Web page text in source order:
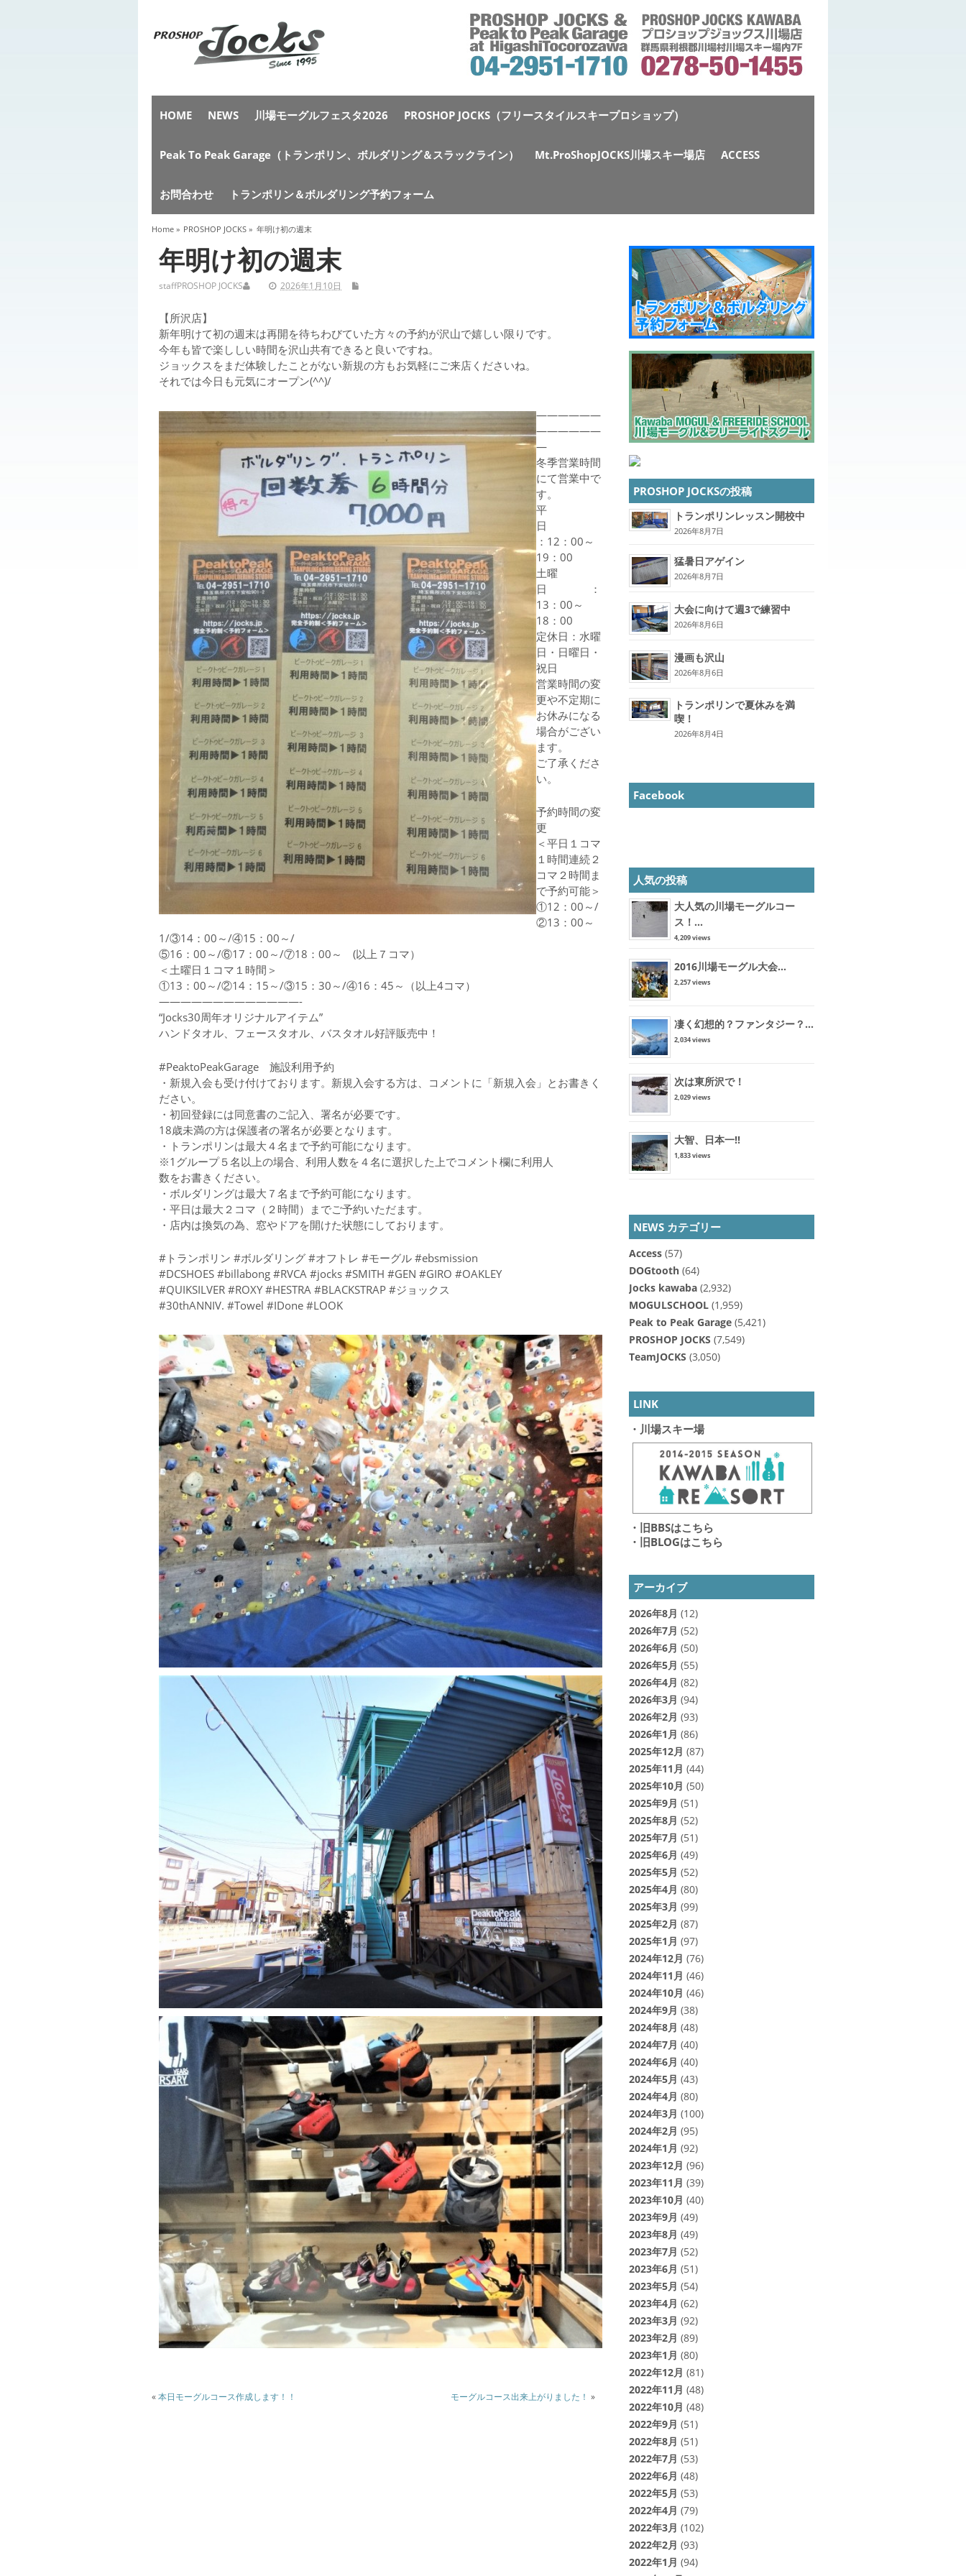
HOME NEWS 川場モーグルフェスタ2026 PROSHOP JOCKS（フリースタイルスキープロショップ）
Peak To Peak Garage（トランポリン、ボルダリング＆スラックライン） Mt.ProShopJOCKS川場スキー場店 ACCESS
お問合わせ トランポリン＆ボルダリング予約フォーム
Home » PROSHOP JOCKS » 年明け初の週末
年明け初の週末
staff 2026年1月10日
PROSHOP JOCKS
【所沢店】
新年明けて初の週末は再開を待ちわびていた方々の予約が沢山で嬉しい限りです。
今年も皆で楽ししい時間を沢山共有できると良いですね。
ジョックスをまだ体験したことがない新規の方もお気軽にご来店くださいね。
それでは今日も元気にオープン(^^)/
——————
——————
—
冬季営業時間
にて営業中で
す。
平
日
：12：00～
19：00
土曜
日 ：
13：00～
18：00
定休日：水曜
日・日曜日・
祝日
営業時間の変
更や不定期に
お休みになる
場合がござい
ます。
ご了承くださ
い。
予約時間の変
更
＜平日１コマ
１時間連続２
コマ２時間ま
で予約可能＞
①12：00～/
②13：00～
1/③14：00～/④15：00～/
⑤16：00～/⑥17：00～/⑦18：00～ (以上７コマ）
＜土曜日１コマ１時間＞
①13：00～/②14：15～/③15：30～/④16：45～（以上4コマ）
—————————————-
“Jocks30周年オリジナルアイテム”
ハンドタオル、フェースタオル、バスタオル好評販売中！
#PeaktoPeakGarage 施設利用予約
・新規入会も受け付けております。新規入会する方は、コメントに「新規入会」とお書きく
ださい。
・初回登録には同意書のご記入、署名が必要です。
18歳未満の方は保護者の署名が必要となります。
・トランポリンは最大４名まで予約可能になります。
※1グループ５名以上の場合、利用人数を４名に選択した上でコメント欄に利用人
数をお書きください。
・ボルダリングは最大７名まで予約可能になります。
・平日は最大２コマ（２時間）までご予約いただます。
・店内は換気の為、窓やドアを開けた状態にしております。
#トランポリン #ボルダリング #オフトレ #モーグル #ebsmission
#DCSHOES #billabong #RVCA #jocks #SMITH #GEN #GIRO #OAKLEY
#QUIKSILVER #ROXY #HESTRA #BLACKSTRAP #ジョックス
#30thANNIV. #Towel #IDone #LOOK
«本日モーグルコース作成します！！ モーグルコース出来上がりました！ »
PROSHOP JOCKSの投稿
トランポリンレッスン開校中
2026年8月7日
猛暑日アゲイン
2026年8月7日
大会に向けて週3で練習中
2026年8月6日
漫画も沢山
2026年8月6日
トランポリンで夏休みを満
喫！
2026年8月4日
Facebook
人気の投稿
大人気の川場モーグルコー
ス！...
4,209 views
2016川場モーグル大会...
2,257 views
凄く幻想的？ファンタジー？...
2,034 views
次は東所沢で！
2,029 views
大智、日本一!!
1,833 views
NEWS カテゴリー
Access(57)
DOGtooth(64)
Jocks kawaba(2,932)
MOGULSCHOOL(1,959)
Peak to Peak Garage(5,421)
PROSHOP JOCKS (7,549)
TeamJOCKS (3,050)
LINK
・川場スキー場
・旧BBSはこちら
・旧BLOGはこちら
アーカイブ
2026年8月 (12)
2026年7月 (52)
2026年6月 (50)
2026年5月 (55)
2026年4月 (82)
2026年3月 (94)
2026年2月 (93)
2026年1月 (86)
2025年12月 (87)
2025年11月 (44)
2025年10月 (50)
2025年9月 (51)
2025年8月 (52)
2025年7月 (51)
2025年6月 (49)
2025年5月 (52)
2025年4月 (80)
2025年3月 (99)
2025年2月 (87)
2025年1月 (97)
2024年12月 (76)
2024年11月 (46)
2024年10月 (46)
2024年9月 (38)
2024年8月 (48)
2024年7月 (40)
2024年6月 (40)
2024年5月 (43)
2024年4月 (80)
2024年3月 (100)
2024年2月 (95)
2024年1月 (92)
2023年12月 (96)
2023年11月 (39)
2023年10月 (40)
2023年9月 (49)
2023年8月 (49)
2023年7月 (52)
2023年6月 (51)
2023年5月 (54)
2023年4月 (62)
2023年3月 (92)
2023年2月 (89)
2023年1月 (80)
2022年12月 (81)
2022年11月 (48)
2022年10月 (48)
2022年9月 (51)
2022年8月 (51)
2022年7月 (53)
2022年6月 (48)
2022年5月 (53)
2022年4月 (79)
2022年3月 (102)
2022年2月 (93)
2022年1月 (94)